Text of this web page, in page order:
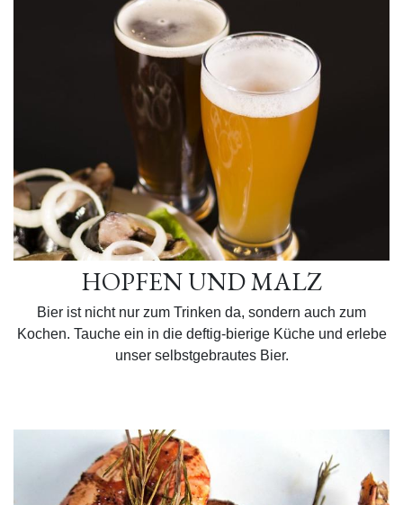
HOPFEN UND MALZ
Bier ist nicht nur zum Trinken da, sondern auch zum
Kochen. Tauche ein in die deftig-bierige Küche und erlebe
unser selbstgebrautes Bier.